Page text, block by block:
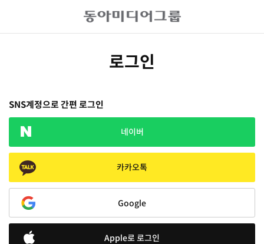
로그인
SNS계정으로 간편 로그인
네이버
카카오톡
Google
Apple로 로그인